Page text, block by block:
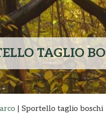
TAGLIO
| Sportello taglio boschi